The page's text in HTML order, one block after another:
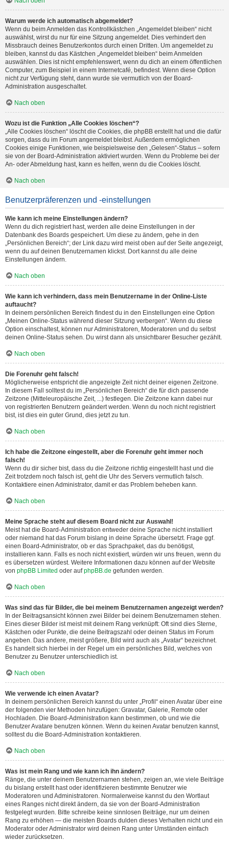
Warum werde ich automatisch abgemeldet?
Wenn du beim Anmelden das Kontrollkästchen „Angemeldet bleiben“ nicht
auswählst, wirst du nur für eine Sitzung angemeldet. Dies verhindert den
Missbrauch deines Benutzerkontos durch einen Dritten. Um angemeldet zu
bleiben, kannst du das Kästchen „Angemeldet bleiben“ beim Anmelden
auswählen. Dies ist nicht empfehlenswert, wenn du dich an einem öffentlichen
Computer, zum Beispiel in einem Internetcafé, befindest. Wenn diese Option
nicht zur Verfügung steht, dann wurde sie vermutlich von der Board-
Administration ausgeschaltet.
Nach oben
Wozu ist die Funktion „Alle Cookies löschen“?
„Alle Cookies löschen“ löscht die Cookies, die phpBB erstellt hat und die dafür
sorgen, dass du im Forum angemeldet bleibst. Außerdem ermöglichen
Cookies einige Funktionen, wie beispielsweise den „Gelesen“-Status – sofern
sie von der Board-Administration aktiviert wurden. Wenn du Probleme bei der
An- oder Abmeldung hast, kann es helfen, wenn du die Cookies löscht.
Nach oben
Benutzerpräferenzen und -einstellungen
Wie kann ich meine Einstellungen ändern?
Wenn du dich registriert hast, werden alle deine Einstellungen in der
Datenbank des Boards gespeichert. Um diese zu ändern, gehe in den
„Persönlichen Bereich“; der Link dazu wird meist oben auf der Seite angezeigt,
wenn du auf deinen Benutzernamen klickst. Dort kannst du alle deine
Einstellungen ändern.
Nach oben
Wie kann ich verhindern, dass mein Benutzername in der Online-Liste
auftaucht?
In deinem persönlichen Bereich findest du in den Einstellungen eine Option
„Meinen Online-Status während dieser Sitzung verbergen“. Wenn du diese
Option einschaltest, können nur Administratoren, Moderatoren und du selbst
deinen Online-Status sehen. Du wirst dann als unsichtbarer Besucher gezählt.
Nach oben
Die Forenuhr geht falsch!
Möglicherweise entspricht die angezeigte Zeit nicht deiner eigenen Zeitzone.
In diesem Fall solltest du im „Persönlichen Bereich“ die für dich passende
Zeitzone (Mitteleuropäische Zeit, ...) festlegen. Die Zeitzone kann dabei nur
von registrierten Benutzern geändert werden. Wenn du noch nicht registriert
bist, ist dies ein guter Grund, dies jetzt zu tun.
Nach oben
Ich habe die Zeitzone eingestellt, aber die Forenuhr geht immer noch
falsch!
Wenn du dir sicher bist, dass du die Zeitzone richtig eingestellt hast und die
Zeit trotzdem noch falsch ist, geht die Uhr des Servers vermutlich falsch.
Kontaktiere einen Administrator, damit er das Problem beheben kann.
Nach oben
Meine Sprache steht auf diesem Board nicht zur Auswahl!
Meist hat die Board-Administration entweder deine Sprache nicht installiert
oder niemand hat das Forum bislang in deine Sprache übersetzt. Frage ggf.
einen Board-Administrator, ob er das Sprachpaket, das du benötigst,
installieren kann. Falls es noch nicht existiert, würden wir uns freuen, wenn du
es übersetzen würdest. Weitere Informationen dazu können auf der Website
von phpBB Limited oder aufphpBB.de gefunden werden.
Nach oben
Was sind das für Bilder, die bei meinem Benutzernamen angezeigt werden?
In der Beitragsansicht können zwei Bilder bei deinem Benutzernamen stehen.
Eines dieser Bilder ist meist mit deinem Rang verknüpft: Oft sind dies Sterne,
Kästchen oder Punkte, die deine Beitragszahl oder deinen Status im Forum
angeben. Das andere, meist größere, Bild wird auch als „Avatar“ bezeichnet.
Es handelt sich hierbei in der Regel um ein persönliches Bild, welches von
Benutzer zu Benutzer unterschiedlich ist.
Nach oben
Wie verwende ich einen Avatar?
In deinem persönlichen Bereich kannst du unter „Profil“ einen Avatar über eine
der folgenden vier Methoden hinzufügen: Gravatar, Galerie, Remote oder
Hochladen. Die Board-Administration kann bestimmen, ob und wie die
Benutzer Avatare benutzen können. Wenn du keinen Avatar benutzen kannst,
solltest du die Board-Administration kontaktieren.
Nach oben
Was ist mein Rang und wie kann ich ihn ändern?
Ränge, die unter deinem Benutzernamen stehen, zeigen an, wie viele Beiträge
du bislang erstellt hast oder identifizieren bestimmte Benutzer wie
Moderatoren und Administratoren. Normalerweise kannst du den Wortlaut
eines Ranges nicht direkt ändern, da sie von der Board-Administration
festgelegt wurden. Bitte schreibe keine sinnlosen Beiträge, nur um deinen
Rang zu erhöhen — die meisten Boards dulden dieses Verhalten nicht und ein
Moderator oder Administrator wird deinen Rang unter Umständen einfach
wieder zurücksetzen.